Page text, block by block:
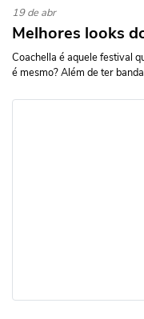
19 de abr
Melhores looks
Coachella é aquele festival
é mesmo? Além de ter